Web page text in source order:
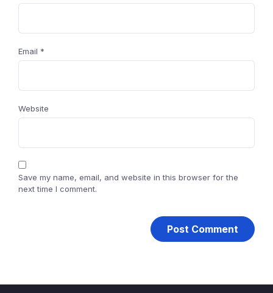
Email *
Website
Save my name, email, and website in this browser for the
next time I comment.